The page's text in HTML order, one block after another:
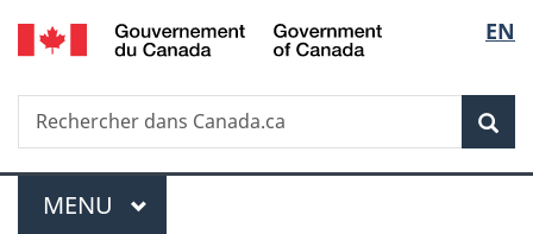
Passer
au
principal
Passer
à
Au
du
Passer
à
version
simplifiée
de
la
EN
Recherche
Rechercher
dans
Menu
MENU PRINCIPAL